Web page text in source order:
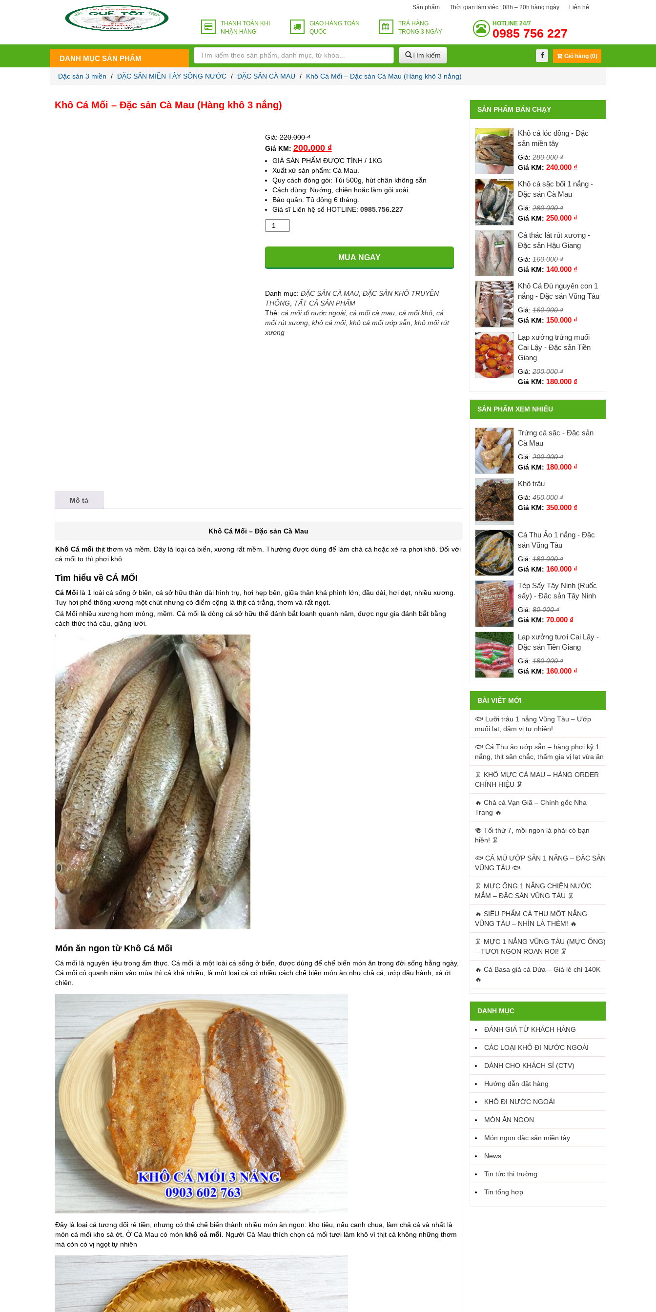
Sản phẩm Thời gian làm viêc : 08h – 20h hàng ngày Liên hệ
THANH TOÁN KHI
NHẬN HÀNG
GIAO HÀNG TOÀN
QUỐC
TRẢ HÀNG
TRONG 3 NGÀY
HOTLINE 24/7
0985 756 227
DANH MỤC SẢN PHẨM Tìm kiếm Giỏ hàng (0)
Đặc sản 3 miền / ĐẶC SẢN MIỀN TÂY SÔNG NƯỚC / ĐẶC SẢN CÀ MAU / Khô Cá Mối – Đặc sản Cà Mau (Hàng khô 3 nắng)
Khô Cá Mối – Đặc sản Cà Mau (Hàng khô 3 nắng)
Giá:220.000₫
Giá KM: 200.000 ₫
GIÁ SẢN PHẨM ĐƯỢC TÍNH / 1KG
Xuất xứ sản phẩm: Cà Mau.
Quy cách đóng gói: Túi 500g, hút chân không sẵn
Cách dùng: Nướng, chiên hoặc làm gỏi xoài.
Bảo quản: Tủ đông 6 tháng.
Giá sĩ Liên hệ số HOTLINE: 0985.756.227
Khô
Cá
Mau
(Hàng
khô
3
nắng)
MUA NGAY
Danh mục: ĐẶC SẢN CÀ MAU, ĐẶC SẢN KHÔ TRUYỀN
THỐNG
TẤT CẢ SẢN PHẨM
Thẻ: cá mối đi nước ngoài, cá mối cà mau, cá mối khô, cá
mối rút xương, khô cá mối, khô cá mối ướp sẵn khô mối rút
xương
Mô tả
Khô Cá Mối – Đặc sản Cà Mau
Khô Cá mối thịt thơm và mềm. Đây là loại cá biển, xương rất mềm. Thường được dùng để làm chả cá hoặc xẻ ra phơi khô. Đối với
cá mối to thì phơi khô.
Tìm hiểu về CÁ MỐI
Cá Mối là 1 loài cá sống ở biển, cá sở hữu thân dài hình trụ, hơi hẹp bên, giữa thân khá phình lớn, đầu dài, hơi dẹt, nhiều xương.
Tuy hơi phổ thông xương một chút nhưng có điểm cộng là thịt cá trắng, thơm và rất ngọt.
Cá Mối nhiều xương hom mỏng, mềm. Cá mối là dòng cá sở hữu thế đánh bắt loanh quanh năm, được ngư gia đánh bắt bằng
cách thức thả câu, giăng lưới.
Món ăn ngon từ Khô Cá Mối
Cá mối là nguyên liệu trong ẩm thực. Cá mối là một loài cá sống ở biển, được dùng để chế biến món ăn trong đời sống hằng ngày.
Cá mối có quanh năm vào mùa thì cá khá nhiều, là một loại cá có nhiều cách chế biến món ăn như chả cá, ướp đầu hành, xả ớt
chiên.
Đây là loại cá tương đối rẻ tiền, nhưng có thể chế biến thành nhiều món ăn ngon: kho tiêu, nấu canh chua, làm chả cá và nhất là
món cá mối kho sả ớt. Ở Cà Mau có món khô cá mối. Người Cà Mau thích chọn cá mối tươi làm khô vì thịt cá không những thơm
mà còn có vị ngọt tự nhiên
SẢN PHẨM BÁN CHẠY
Khô cá lóc đồng - Đặc
sản miền tây
Giá: 280.000₫
Giá KM: 240.000 ₫
Khô cá sặc bổi 1 nắng -
Đặc sản Cà Mau
Giá: 280.000₫
Giá KM: 250.000 ₫
Cá thác lát rút xương -
Đặc sản Hậu Giang
Giá: 160.000₫
Giá KM: 140.000 ₫
Khô Cá Đù nguyên con 1
nắng - Đặc sản Vũng Tàu
Giá: 160.000₫
Giá KM: 150.000 ₫
Lạp xưởng trứng muối
Cai Lậy - Đặc sản Tiền
Giang
Giá: 200.000₫
Giá KM: 180.000 ₫
SẢN PHẨM XEM NHIỀU
Trứng cá sặc - Đặc sản
Cà Mau
Giá: 200.000₫
Giá KM: 180.000 ₫
Khô trâu
Giá: 450.000₫
Giá KM: 350.000 ₫
Cá Thu Ảo 1 nắng - Đặc
sản Vũng Tàu
Giá: 180.000₫
Giá KM: 160.000 ₫
Tép Sấy Tây Ninh (Ruốc
sấy) - Đặc sản Tây Ninh
Giá: 80.000₫
Giá KM: 70.000 ₫
Lạp xưởng tươi Cai Lậy -
Đặc sản Tiền Giang
Giá: 180.000₫
Giá KM: 160.000 ₫
BÀI VIẾT MỚI
🐟 Lưỡi trâu 1 nắng Vũng Tàu – Ướp
muối lạt, đậm vị tự nhiên!
🐟 Cá Thu ảo ướp sẵn – hàng phơi kỹ 1
nắng, thịt săn chắc, thấm gia vị lạt vừa ăn
🦑 KHÔ MỰC CÀ MAU – HÀNG ORDER
CHÍNH HIỆU 🦑
🔥 Chả cá Vạn Giã – Chính gốc Nha
Trang 🔥
🍻 Tối thứ 7, mồi ngon là phải có bạn
hiền! 🦑
🐟 CÁ MÚ ƯỚP SẴN 1 NẮNG – ĐẶC SẢN
VŨNG TÀU 🐟
🦑 MỰC ỐNG 1 NẮNG CHIÊN NƯỚC
MẮM – ĐẶC SẢN VŨNG TÀU 🦑
🔥 SIÊU PHẨM CÁ THU MỘT NẮNG
VŨNG TÀU – NHÌN LÀ THÈM! 🔥
🦑 MỰC 1 NẮNG VŨNG TÀU (MỰC ỐNG)
– TƯƠI NGON ROAN ROI! 🦑
🔥 Cá Basa giả cá Dứa – Giá lẻ chỉ 140K
🔥
DANH MỤC
ĐÁNH GIÁ TỪ KHÁCH HÀNG
CÁC LOẠI KHÔ ĐI NƯỚC NGOÀI
DÀNH CHO KHÁCH SỈ (CTV)
Hướng dẫn đặt hàng
KHÔ ĐI NƯỚC NGOÀI
MÓN ĂN NGON
Món ngon đặc sản miền tây
News
Tin tức thị trường
Tin tổng hợp